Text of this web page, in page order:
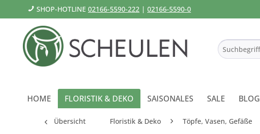
SHOP-HOTLINE 02166-5590-222 | 02166-5590-0
HOME FLORISTIK & DEKO SAISONALES SALE BLOG
Übersicht Floristik & Deko Töpfe, Vasen, Gefäße